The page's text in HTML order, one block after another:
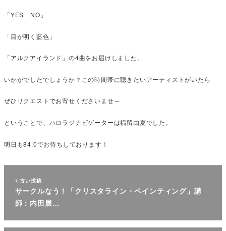
「YES NO」
「目が明く藍色」
「アルクアイランド」の4曲をお届けしました。
いかがでしたでしょうか？この時間帯に聴きたいアーティストがいたら
ぜひリクエストでお寄せくださいませ～
ということで、ハロラジナビゲーターは福留由夏でした。
明日も84.0でお待ちしております！
古い投稿
サークルなう！「クリスタライン・ペインティング」講
師：内田展…